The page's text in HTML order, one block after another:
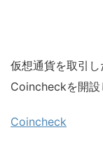
仮想通貨を取引
Coincheckを開設
Coincheck